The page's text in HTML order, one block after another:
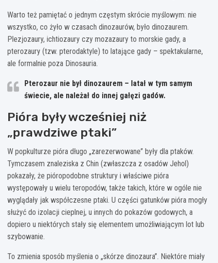
Warto też pamiętać o jednym częstym skrócie myślowym: nie
wszystko, co żyło w czasach dinozaurów, było dinozaurem.
Plezjozaury, ichtiozaury czy mozazaury to morskie gady, a
pterozaury (tzw. pterodaktyle) to latające gady – spektakularne,
ale formalnie poza Dinosauria.
Pterozaur nie był dinozaurem – latał w tym samym
świecie, ale należał do innej gałęzi gadów.
Pióra były wcześniej niż
„prawdziwe ptaki”
W popkulturze pióra długo „zarezerwowane” były dla ptaków.
Tymczasem znaleziska z Chin (zwłaszcza z osadów Jehol)
pokazały, że pióropodobne struktury i właściwe pióra
występowały u wielu teropodów, także takich, które w ogóle nie
wyglądały jak współczesne ptaki. U części gatunków pióra mogły
służyć do izolacji cieplnej, u innych do pokazów godowych, a
dopiero u niektórych stały się elementem umożliwiającym lot lub
szybowanie.
To zmienia sposób myślenia o „skórze dinozaura”. Niektóre miały